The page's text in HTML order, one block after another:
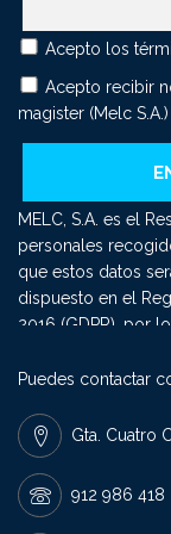
Acepto los
Acepto recibir
magister (Melc S.A.)
MELC, S.A. es el
personales
que estos datos
dispuesto en el
2016 (GDPR), por
comercial y el
se conservarán
el fin del
se suprimirán con
garantizar la
Puedes contactar
Gta. Cuatro
912 986 418